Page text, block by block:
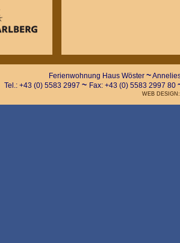
Ferienwohnung Haus Wöster ~
Tel.: +43 (0) 5583 2997 ~ Fax: +43 (0) 5583 2997 80
WEB